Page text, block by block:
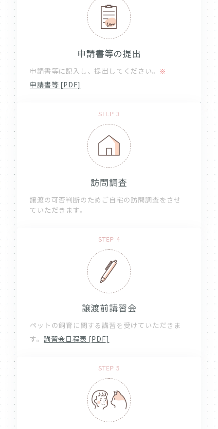
申請書等の提出
申請書等に記入し、提出してください。 ※
申請書等 [PDF]
STEP 3
訪問調査
譲渡の可否判断のためご自宅の訪問調査をさせ
ていただきます。
STEP 4
譲渡前講習会
ペットの飼育に関する講習を受けていただきま
す。 講習会日程表 [PDF]
STEP 5